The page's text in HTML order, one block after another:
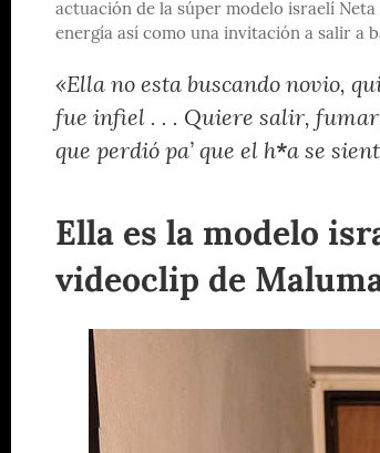
actuación de la súper modelo israelí
energía así como una invitación a salir a
«Ella no esta buscando novio,
fue infiel . . . Quiere salir, fumar,
que perdió pa’ que el h*a se
Ella es la modelo
videoclip de